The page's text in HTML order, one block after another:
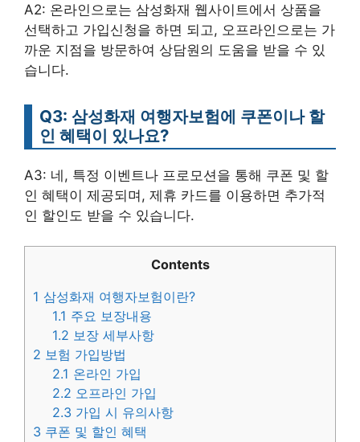
A2: 온라인으로는 삼성화재 웹사이트에서 상품을
선택하고 가입신청을 하면 되고, 오프라인으로는 가
까운 지점을 방문하여 상담원의 도움을 받을 수 있
습니다.
Q3: 삼성화재 여행자보험에 쿠폰이나 할
인 혜택이 있나요?
A3: 네, 특정 이벤트나 프로모션을 통해 쿠폰 및 할
인 혜택이 제공되며, 제휴 카드를 이용하면 추가적
인 할인도 받을 수 있습니다.
Contents
1 삼성화재 여행자보험이란?
1.1 주요 보장내용
1.2 보장 세부사항
2 보험 가입방법
2.1 온라인 가입
2.2 오프라인 가입
2.3 가입 시 유의사항
3 쿠폰 및 할인 혜택